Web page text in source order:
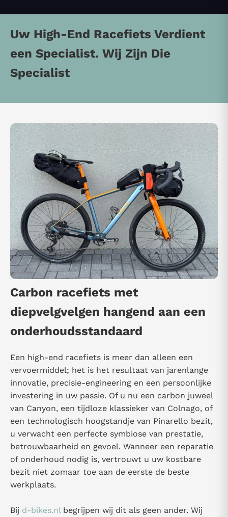
Uw High-End Racefiets Verdient
een Specialist. Wij Zijn Die
Specialist
Carbon racefiets met
diepvelgvelgen hangend aan een
onderhoudsstandaard
Een high-end racefiets is meer dan alleen een
vervoermiddel; het is het resultaat van jarenlange
innovatie, precisie-engineering en een persoonlijke
investering in uw passie. Of u nu een carbon juweel
van Canyon, een tijdloze klassieker van Colnago, of
een technologisch hoogstandje van Pinarello bezit,
u verwacht een perfecte symbiose van prestatie,
betrouwbaarheid en gevoel. Wanneer een reparatie
of onderhoud nodig is, vertrouwt u uw kostbare
bezit niet zomaar toe aan de eerste de beste
werkplaats.
Bij d-bikes.nlbegrijpen wij dit als geen ander. Wij